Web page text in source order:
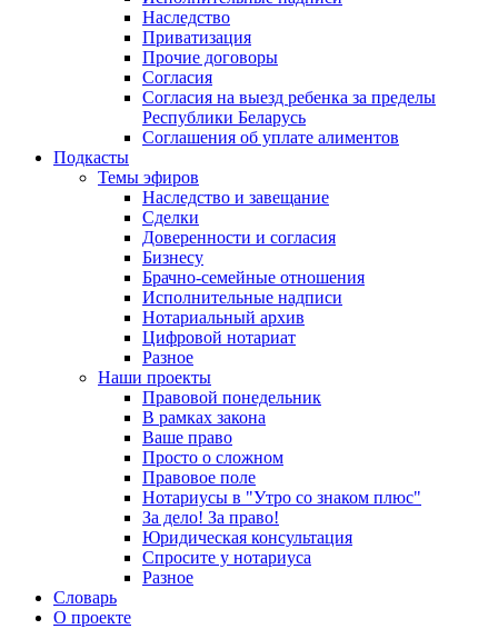
Наследство
Приватизация
Прочие договоры
Согласия
Согласия на выезд ребенка за пределы
Республики Беларусь
Соглашения об уплате алиментов
Подкасты
Темы эфиров
Наследство и завещание
Сделки
Доверенности и согласия
Бизнесу
Брачно-семейные отношения
Исполнительные надписи
Нотариальный архив
Цифровой нотариат
Разное
Наши проекты
Правовой понедельник
В рамках закона
Ваше право
Просто о сложном
Правовое поле
Нотариусы в "Утро со знаком плюс"
За дело! За право!
Юридическая консультация
Спросите у нотариуса
Разное
Словарь
О проекте